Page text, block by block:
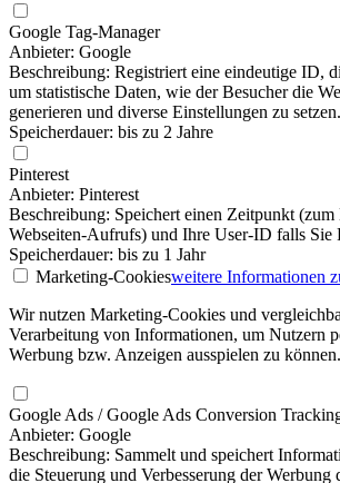
Google Tag-Manager
Anbieter: Google
Beschreibung: Registriert eine eindeutige ID,
um statistische Daten, wie der Besucher die
generieren und diverse Einstellungen zu setzen.
Speicherdauer: bis zu 2 Jahre
Pinterest
Anbieter: Pinterest
Beschreibung: Speichert einen Zeitpunkt (zum
Webseiten-Aufrufs) und Ihre User-ID falls Sie
Speicherdauer: bis zu 1 Jahr
Marketing-Cookiesweitere Informationen
Wir nutzen Marketing-Cookies und
Verarbeitung von Informationen, um Nutzern
Werbung bzw. Anzeigen ausspielen zu können.
Google Ads / Google Ads Conversion
Anbieter: Google
Beschreibung: Sammelt und speichert
die Steuerung und Verbesserung der